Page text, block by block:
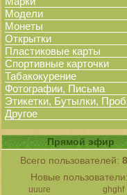
Модели
Монеты
Открытки
Пластиковые карты
Спортивные карточки
Табакокурение
Фотографии, Письма
Этикетки, Бутылки,
Другое
Прямой эфир
Всего пользователей:
Новые пользователи:
uuure
ghghf